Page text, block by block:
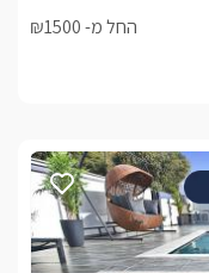
החל מ- ₪1500